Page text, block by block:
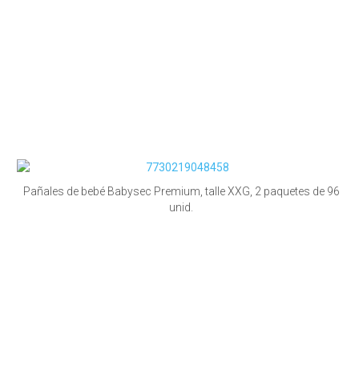
Pañales de bebé Babysec Premium, talle XXG, 2 paquetes de 96
unid.